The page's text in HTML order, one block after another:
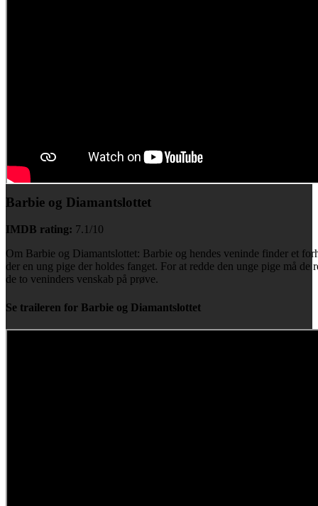
Barbie og Diamantslottet
IMDB rating: 7.1/10
Om Barbie og Diamantslottet: Barbie og hendes veninde finder et
der en ung pige der holdes fanget. For at redde den unge pige må
de to veninders venskab på prøve.
Se traileren for Barbie og Diamantslottet